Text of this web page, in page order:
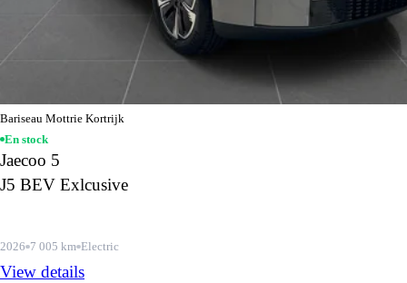
Bariseau Mottrie Kortrijk
En stock
Jaecoo 5
J5 BEV Exlcusive
2026 7 005 km Electric
View details